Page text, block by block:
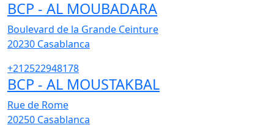
BCP - AL MOUBADARA
Boulevard de la Grande Ceinture
20230 Casablanca
+212522948178
BCP - AL MOUSTAKBAL
Rue de Rome
20250 Casablanca